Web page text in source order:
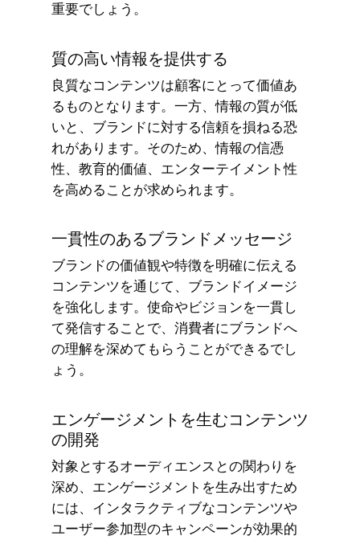
重要でしょう。
質の高い情報を提供する
良質なコンテンツは顧客にとって価値あ
るものとなります。一方、情報の質が低
いと、ブランドに対する信頼を損ねる恐
れがあります。そのため、情報の信憑
性、教育的価値、エンターテイメント性
を高めることが求められます。
一貫性のあるブランドメッセージ
ブランドの価値観や特徴を明確に伝える
コンテンツを通じて、ブランドイメージ
を強化します。使命やビジョンを一貫し
て発信することで、消費者にブランドへ
の理解を深めてもらうことができるでし
ょう。
エンゲージメントを生むコンテンツ
の開発
対象とするオーディエンスとの関わりを
深め、エンゲージメントを生み出すため
には、インタラクティブなコンテンツや
ユーザー参加型のキャンペーンが効果的